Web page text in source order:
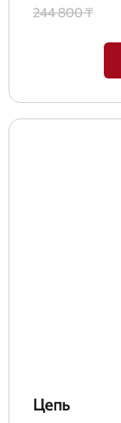
244 800 ₸
Цепь